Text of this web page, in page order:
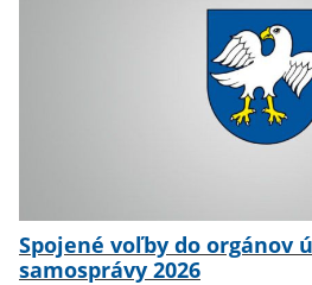
Spojené voľby do orgánov
samosprávy 2026